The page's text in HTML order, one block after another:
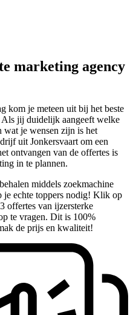
marketing agency
kom je meteen uit bij het beste
Als jij duidelijk aangeeft welke
wat je wensen zijn is het
uit Jonkersvaart om een
ontvangen van de offertes is
in te plannen.
middels zoekmachine
je echte toppers nodig! Klik op
offertes van ijzersterke
te vragen. Dit is 100%
de prijs en kwaliteit!